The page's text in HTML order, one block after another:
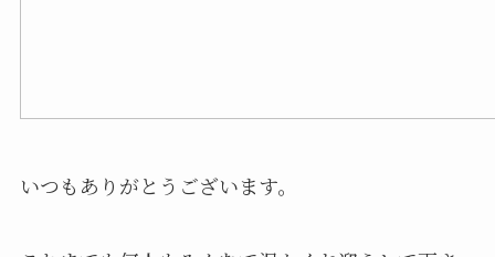
いつもありがとうございます。